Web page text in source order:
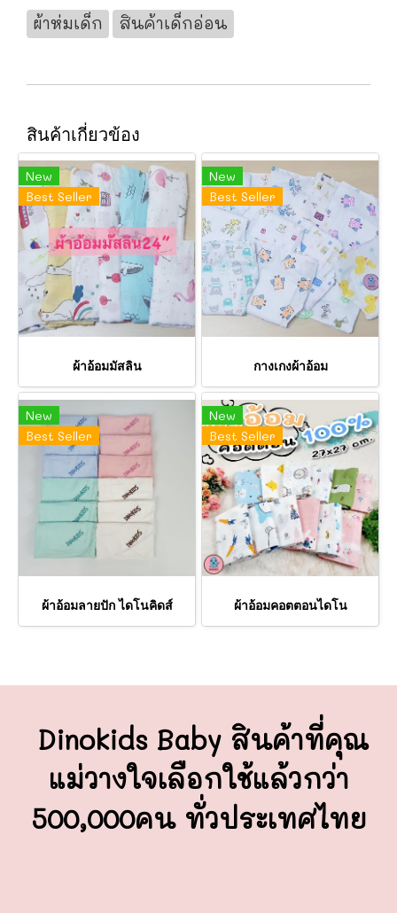
ผ้าห่มเด็ก สินค้าเด็กอ่อน
สินค้าเกี่ยวข้อง
New
Best Seller
ผ้าอ้อมมัสลิน
New
Best Seller
กางเกงผ้าอ้อม
New
Best Seller
ผ้าอ้อมลายปัก ไดโนคิดส์
New
Best Seller
ผ้าอ้อมคอตตอนไดโน
Dinokids Baby สินค้าที่คุณ
แม่วางใจเลือกใช้แล้วกว่า
500,000คน ทั่วประเทศไทย